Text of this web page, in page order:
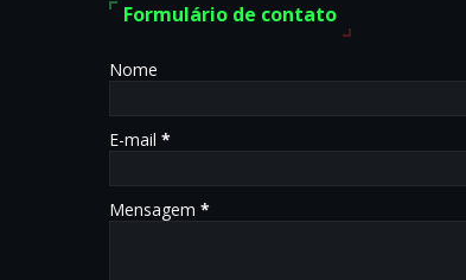
Formulário de contato
Nome
E-mail *
Mensagem *